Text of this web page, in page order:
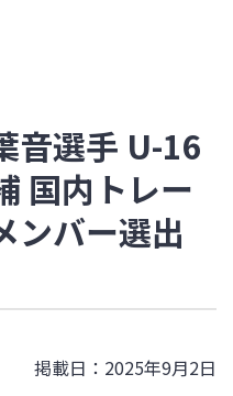
音選手 U-16
国内トレー
ンバー選出
掲載日：2025年9月2日